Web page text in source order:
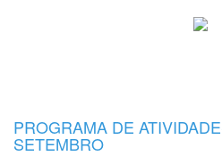
PROGRAMA DE
SETEMBRO